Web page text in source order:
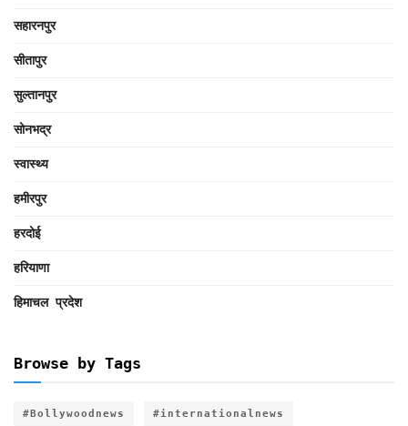
सहारनपुर
सीतापुर
सुल्तानपुर
सोनभद्र
स्वास्थ्य
हमीरपुर
हरदोई
हरियाणा
हिमाचल प्रदेश
Browse by Tags
#Bollywoodnews #internationalnews